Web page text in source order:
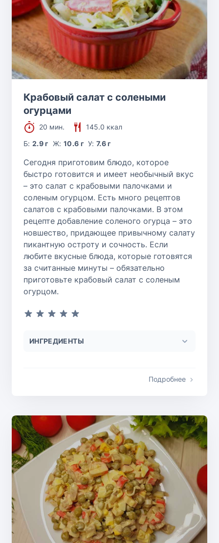
Крабовый салат с солеными
огурцами
20 мин.
145.0 ккал
Б:2.9 г Ж: 10.6 г У:7.6 г
Сегодня приготовим блюдо, которое
быстро готовится и имеет необычный вкус
– это салат с крабовыми палочками и
соленым огурцом. Есть много рецептов
салатов с крабовыми палочками. В этом
рецепте добавление соленого огурца – это
новшество, придающее привычному салату
пикантную остроту и сочность. Если
любите вкусные блюда, которые готовятся
за считанные минуты – обязательно
приготовьте крабовый салат с соленым
огурцом.
ИНГРЕДИЕНТЫ
Подробнее